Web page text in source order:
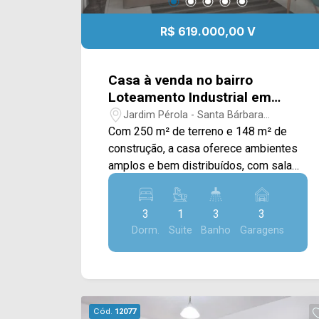
R$ 619.000,00 V
Casa à venda no bairro
Loteamento Industrial em
Santa Bárbara d`Oeste
Jardim Pérola - Santa Bárbara
D`Oeste/SP
Com 250 m² de terreno e 148 m² de
construção, a casa oferece ambientes
amplos e bem distribuídos, com sala
de estar, copa planejada com cristaleira
e cozinha planejada, proporcionando
mais praticidade e conforto para a
rotina da família. Dois dormitórios
contam com móveis planejados,
destaques do imóvel, com
3
Dorm.
1
Suite
3
Banho
3
Garagens
Cód. 12077